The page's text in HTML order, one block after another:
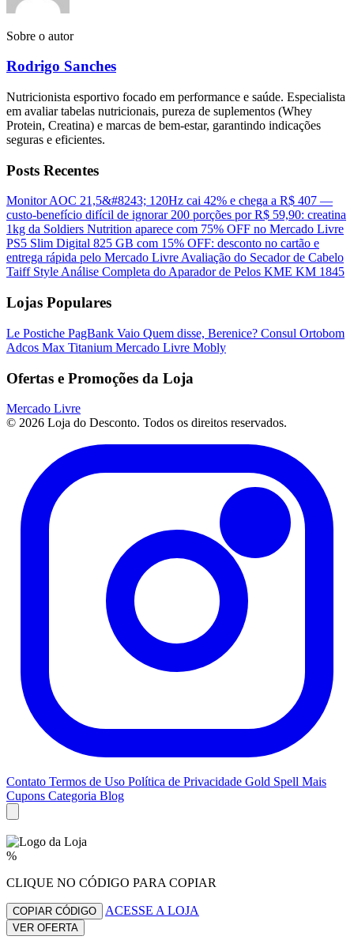
Sobre o autor
Rodrigo Sanches
Nutricionista esportivo focado em performance e saúde. Especialista
em avaliar tabelas nutricionais, pureza de suplementos (Whey
Protein, Creatina) e marcas de bem-estar, garantindo indicações
seguras e eficientes.
Posts Recentes
Monitor AOC 21,5&#8243; 120Hz cai 42% e chega a R$ 407 —
custo-benefício difícil de ignorar200 porções por R$ 59,90: creatina
1kg da Soldiers Nutrition aparece com 75% OFF no Mercado Livre
PS5 Slim Digital 825 GB com 15% OFF: desconto no cartão e
entrega rápida pelo Mercado LivreAvaliação do Secador de Cabelo
Taiff StyleAnálise Completa do Aparador de Pelos KME KM 1845
Lojas Populares
Le Postiche PagBank Vaio Quem disse, Berenice? Consul Ortobom
Adcos Max Titanium Mercado Livre Mobly
Ofertas e Promoções da Loja
Mercado Livre
© 2026 Loja do Desconto. Todos os direitos reservados.
Contato Termos de Uso Política de Privacidade Gold Spell Mais
Cupons Categoria Blog
%
CLIQUE NO CÓDIGO PARA COPIAR
COPIAR CÓDIGO ACESSE A LOJA
VER OFERTA